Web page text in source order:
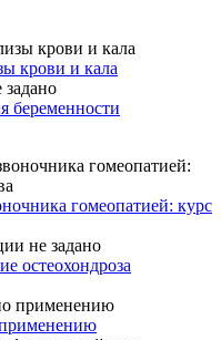
крови и кала
беременности
гомеопатией: курс
остеохондроза